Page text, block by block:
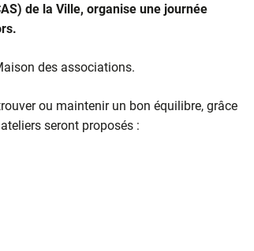
de la Ville, organise une journée
des associations.
ou maintenir un bon équilibre, grâce
seront proposés :